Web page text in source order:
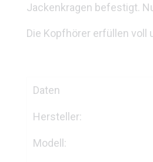
Jackenkragen befestigt.
Die Kopfhörer erfüllen voll
Daten
Hersteller:
Modell: